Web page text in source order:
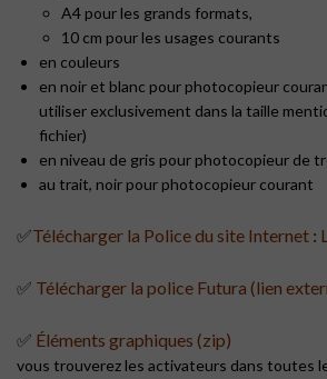
A4 pour les grands formats,
10 cm pour les usages courants
en couleurs
en noir et blanc pour photocopieur
utiliser exclusivement dans la taille
fichier)
en niveau de gris pour photocopieur de
au trait, noir pour photocopieur courant
✅Télécharger la Police du site Internet :
✅ Télécharger la police Futura (lien
✅ Éléments graphiques (zip)
vous trouverez les activateurs dans toutes